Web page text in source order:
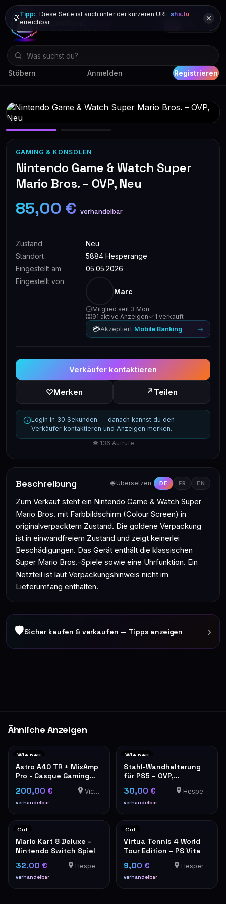
Stöbern Anmelden Registrieren
💡Tipp: Diese Seite ist auch unter der kürzeren URL shs.lu
erreichbar.
GAMING & KONSOLEN
Nintendo Game & Watch Super
Mario Bros. – OVP, Neu
85,00 € verhandelbar
Zustand
Neu
Standort
5884 Hesperange
Eingestellt am
05.05.2026
Eingestellt von
Marc
Mitglied seit 3 Mon.
91 aktive Anzeigen
1 verkauft
💳Akzeptiert Mobile Banking →
Verkäufer kontaktieren
♡Merken ↗ Teilen
Login in 30 Sekunden — danach kannst du den
Verkäufer kontaktieren und Anzeigen merken.
👁 136 Aufrufe
Beschreibung 🌐 Übersetzen: DE FR EN
Zum Verkauf steht ein Nintendo Game & Watch Super
Mario Bros. mit Farbbildschirm (Colour Screen) in
originalverpacktem Zustand. Die goldene Verpackung
ist in einwandfreiem Zustand und zeigt keinerlei
Beschädigungen. Das Gerät enthält die klassischen
Super Mario Bros.-Spiele sowie eine Uhrfunktion. Ein
Netzteil ist laut Verpackungshinweis nicht im
Lieferumfang enthalten.
🛡Sicher kaufen & verkaufen — Tipps anzeigen ›
Ähnliche Anzeigen
Wie neu
Astro A40 TR + MixAmp
Pro - Casque Gaming
200,00 €
verhandelbar
Vichten
Wie neu
Stahl-Wandhalterung
für PS5 – OVP,
30,00 €
verhandelbar
Hesperange
Gut
Mario Kart 8 Deluxe –
Nintendo Switch Spiel
32,00 €
verhandelbar
Hesperange
Gut
Virtua Tennis 4 World
Tour Edition – PS Vita
9,00 €
verhandelbar
Hesperange